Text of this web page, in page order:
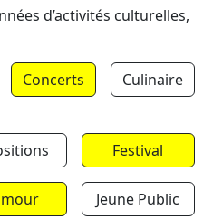
d’activités culturelles,
Concerts Culinaire
Festival
Jeune Public